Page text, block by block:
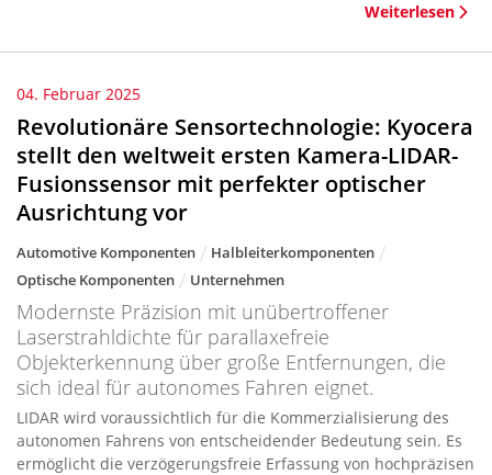
Weiterlesen
04. Februar 2025
Revolutionäre Sensortechnologie: Kyocera
stellt den weltweit ersten Kamera-LIDAR-
Fusionssensor mit perfekter optischer
Ausrichtung vor
Automotive Komponenten
Halbleiterkomponenten
Optische Komponenten
Unternehmen
Modernste Präzision mit unübertroffener
Laserstrahldichte für parallaxefreie
Objekterkennung über große Entfernungen, die
sich ideal für autonomes Fahren eignet.
LIDAR wird voraussichtlich für die Kommerzialisierung des
autonomen Fahrens von entscheidender Bedeutung sein. Es
ermöglicht die verzögerungsfreie Erfassung von hochpräzisen